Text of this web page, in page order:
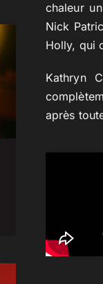
chaleur
Nick
Holly, qui
Kathryn
après